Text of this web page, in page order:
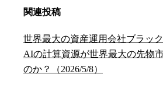
関連投稿
世界最大の資産運用会社ブラッ
AIの計算資源が世界最大の先物
のか？（2026/5/8）